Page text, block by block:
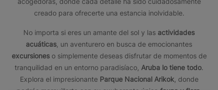
creado para ofrecerte una estancia inolvidable.
No importa si eres un amante del sol y las actividades
acuáticas , un aventurero en busca de emocionantes
excursioneso simplemente deseas disfrutar de momentos de
tranquilidad en un entorno paradisíaco, Aruba lo tiene todo.
Explora el impresionante Parque Nacional Arikok, donde